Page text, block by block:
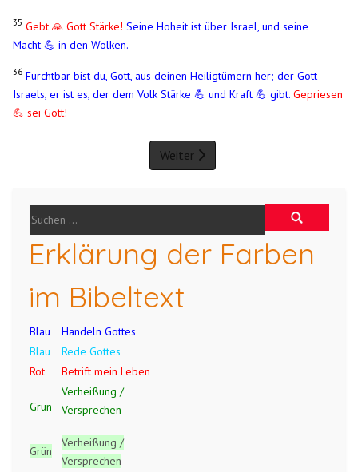
35 Gebt 🙏 Gott Stärke! Seine Hoheit ist über Israel, und seine
Macht 💪 in den Wolken.
36 Furchtbar bist du, Gott, aus deinen Heiligtümern her; der Gott
Israels, er ist es, der dem Volk Stärke 💪 und Kraft 💪 gibt. Gepriesen
💪 sei Gott!
Weiter
Erklärung der Farben
im Bibeltext
Blau
Handeln Gottes
Blau
Rede Gottes
Rot
Betrift mein Leben
Grün
Verheißung /
Versprechen
Grün
Verheißung /
Versprechen